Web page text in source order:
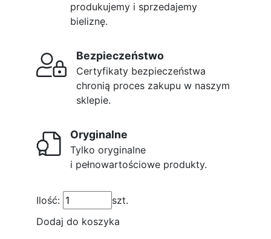
produkujemy i sprzedajemy
bieliznę.
Bezpieczeństwo
Certyfikaty bezpieczeństwa
chronią proces zakupu w naszym
sklepie.
Oryginalne
Tylko oryginalne
i pełnowartościowe produkty.
Ilość:
szt.
Dodaj do koszyka